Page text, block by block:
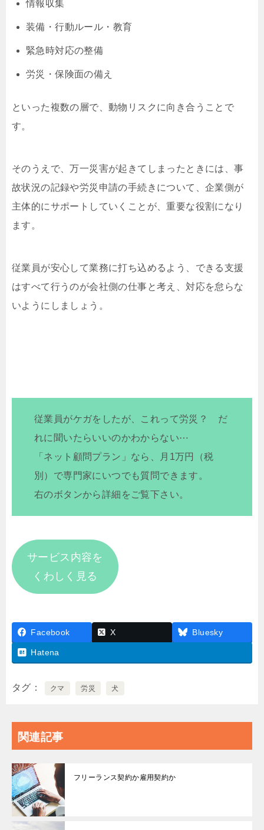
情報収集
装備・行動ルール・教育
緊急時対応の整備
労災・保険面の備え
といった複数の層で、動物リスクに向き合うことで
す。
そのうえで、万一災害が起きてしまったときには、事
故状況の記録や労災申請の手続きについて、企業側が
主体的にサポートしていくことが、重要な役割になり
ます。
従業員が安心して業務に打ち込めるよう、できる支援
はすべて行うのが会社側の仕事と考え、対応を怠らな
いようにしましょう。
従業員がケガをしたが、これって労災？ だ
れに聞いたらいいのかわからない⋯
「ネット顧問プラン」なら、月1万円（税
別）で専門家にいつでも質問できます。
右のボタンから詳細をご覧下さい。
サービス内容を
くわしく見る
Facebook X Bluesky
Hatena
タグ クマ 労災 犬
関連記事
フリーランス契約か雇用契約か